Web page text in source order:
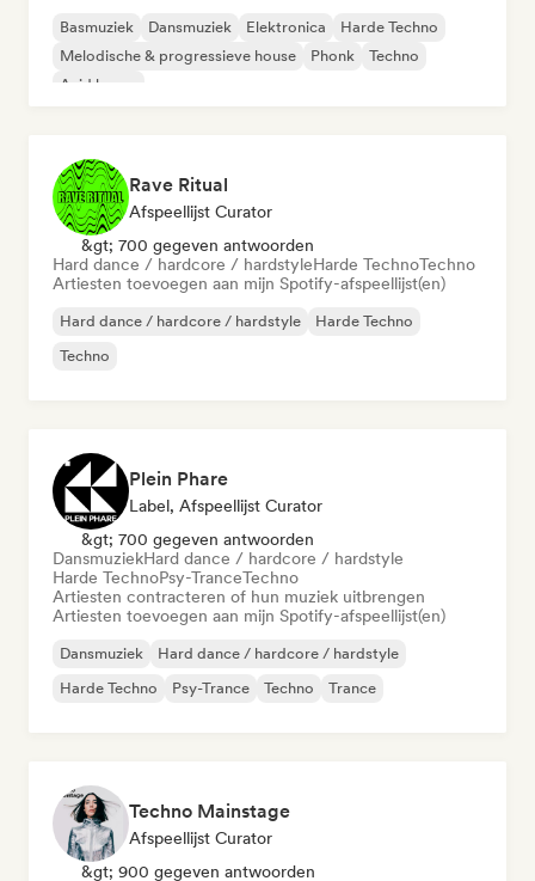
Basmuziek Dansmuziek Elektronica
Harde Techno
Melodische & progressieve house
Phonk
Techno
Acid house
Rave Ritual
Afspeellijst Curator
&gt; 700 gegeven antwoorden
Hard dance / hardcore / hardstyleHarde TechnoTechno
Artiesten toevoegen aan mijn Spotify-afspeellijst(en)
Hard dance / hardcore / hardstyle
Harde Techno
Techno
Plein Phare
Label, Afspeellijst Curator
&gt; 700 gegeven antwoorden
DansmuziekHard dance / hardcore / hardstyle
Harde TechnoPsy-TranceTechno
Artiesten contracteren of hun muziek uitbrengen
Artiesten toevoegen aan mijn Spotify-afspeellijst(en)
Dansmuziek
Hard dance / hardcore / hardstyle
Harde Techno
Psy-Trance Techno Trance
Techno Mainstage
Afspeellijst Curator
&gt; 900 gegeven antwoorden